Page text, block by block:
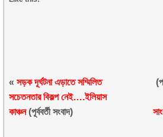
«সড়ক দূর্ঘটনা এড়াতে সম্মিলিত
সচেতনতার বিকল্প নেই….ইলিয়াস
কাঞ্চন(পূর্ববর্তী সংবাদ)